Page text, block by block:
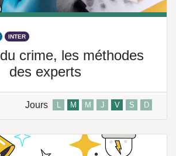
INTER
crime, les méthodes
des experts
Jours L M M J V S D